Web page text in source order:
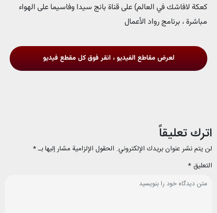
كعكة لافاشك في العالم) على قناة بانج سيدا وفاسيما على الهواء
مباشرة ، برنامج رواد الأعمال
لعرض مقاطع الفيديو ، انقر فوق كل مقطع فيديو
اترك تعليقاً
لن يتم نشر عنوان بريدك الإلكتروني. الحقول الإلزامية مشار إليها بـ*
التعليق *